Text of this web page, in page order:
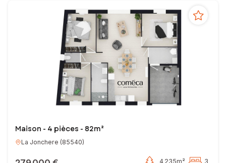
Maison - 4 pièces - 82m²
La Jonchere (85540)
4 235m² 3